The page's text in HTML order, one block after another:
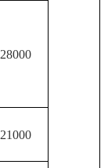
28000
21000